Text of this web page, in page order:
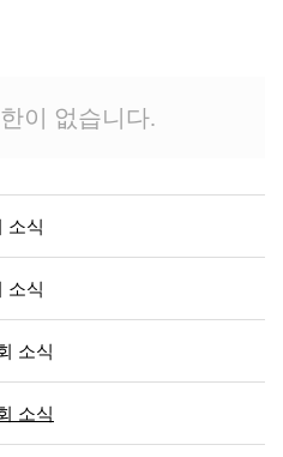
이 없습니다.
소식
소식
소식
소식